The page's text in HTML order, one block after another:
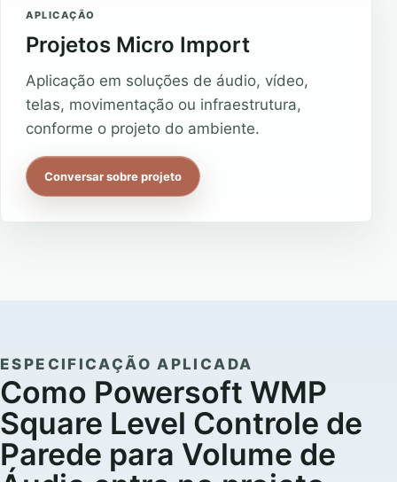
APLICAÇÃO
Projetos Micro Import
Aplicação em soluções de áudio, vídeo,
telas, movimentação ou infraestrutura,
conforme o projeto do ambiente.
Conversar sobre projeto
ESPECIFICAÇÃO APLICADA
Como Powersoft WMP
Square Level Controle de
Parede para Volume de